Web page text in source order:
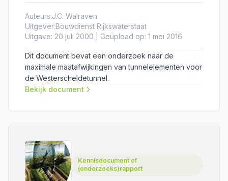
Auteurs:J.C. Walraven
Uitgever:Bouwdienst Rijkswaterstaat
Uitgave: 20 juli 2000 | Geüpload op: 1 mei 2016
Dit document bevat een onderzoek naar de
maximale maatafwijkingen van tunnelelementen voor
de Westerscheldetunnel.
Bekijk document
Kennisdocument of
(onderzoeks)rapport